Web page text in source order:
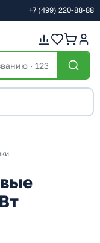
+7 (499) 220-88-88